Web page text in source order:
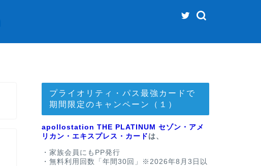
プライオリティ・パス最強カードで
期間限定のキャンペーン（１）
apollostation THE PLATINUM セゾン・アメ
リカン・エキスプレス・カード は、
・家族会員にもPP発行
・無料利用回数「年間30回」※2026年8月3日以